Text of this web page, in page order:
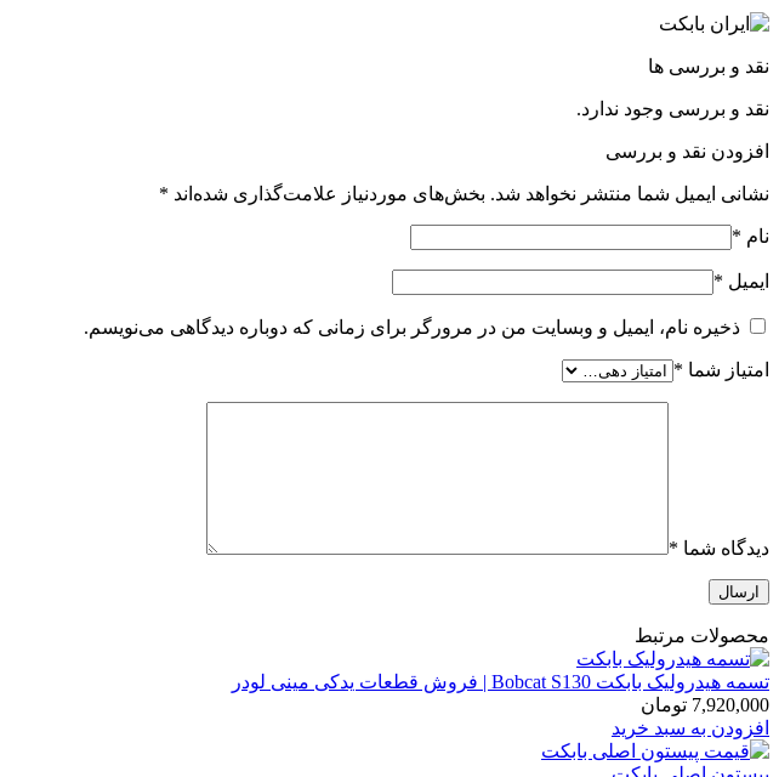
نقد و بررسی ها
نقد و بررسی وجود ندارد.
افزودن نقد و بررسی
نشانی ایمیل شما منتشر نخواهد شد. بخش‌های موردنیاز علامت‌گذاری شده‌اند *
نام *
ایمیل *
ذخیره نام، ایمیل و وبسایت من در مرورگر برای زمانی که دوباره دیدگاهی می‌نویسم.
امتیاز شما *
دیدگاه شما *
محصولات مرتبط
تسمه هیدرولیک بابکت Bobcat S130 | فروش قطعات یدکی مینی لودر
7,920,000 تومان
افزودن به سبد خرید